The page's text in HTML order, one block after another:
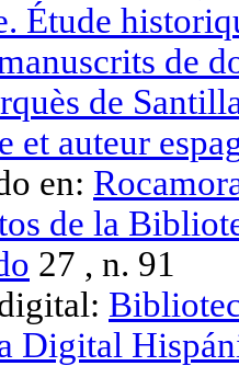
Étude
de
de
et auteur
en:
de la
27 , n. 91
Digital